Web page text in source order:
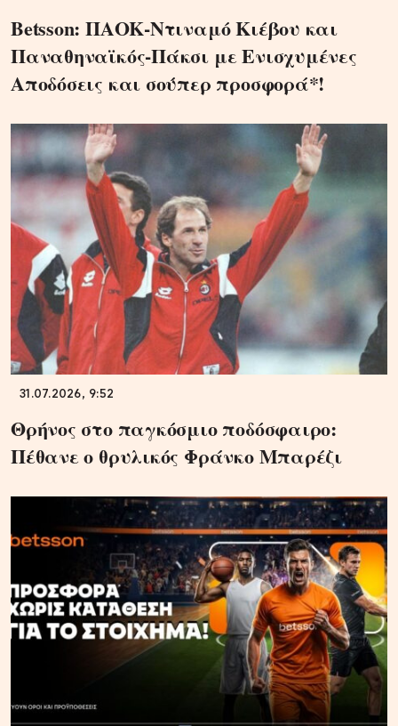
Betsson: ΠΑΟΚ-Ντιναμό Κιέβου και
Παναθηναϊκός-Πάκσι με Ενισχυμένες
Αποδόσεις και σούπερ προσφορά*!
31.07.2026, 9:52
Θρήνος στο παγκόσμιο ποδόσφαιρο:
Πέθανε ο θρυλικός Φράνκο Μπαρέζι